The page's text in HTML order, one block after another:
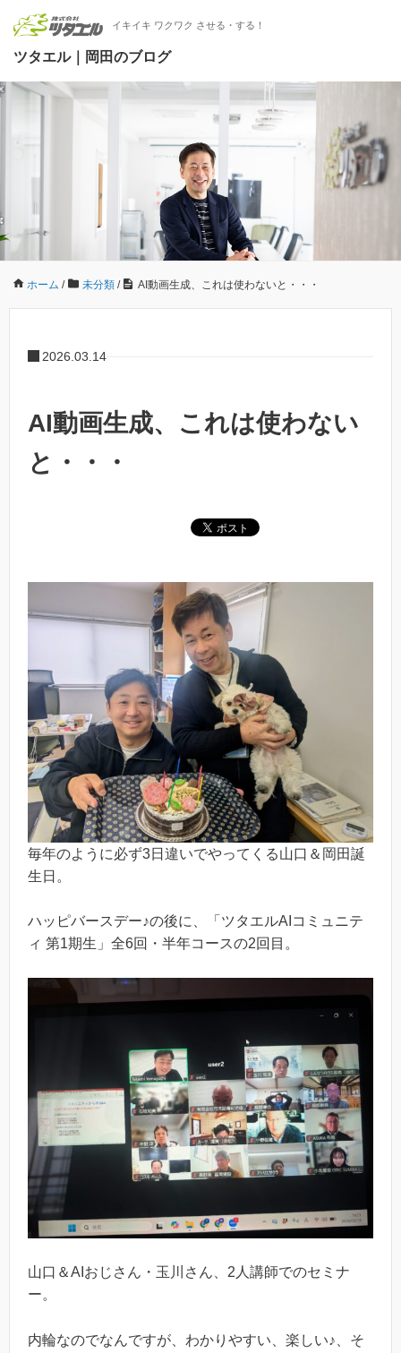
イキイキ ワクワク させる・する！
ツタエル｜岡田のブログ
ホーム / 未分類 / AI動画生成、これは使わないと・・・
2026.03.14
AI動画生成、これは使わない
と・・・
毎年のように必ず3日違いでやってくる山口＆岡田誕
生日。
ハッピバースデー♪の後に、「ツタエルAIコミュニテ
ィ 第1期生」全6回・半年コースの2回目。
山口＆AIおじさん・玉川さん、2人講師でのセミナ
ー。
内輪なのでなんですが、わかりやすい、楽しい♪、そ